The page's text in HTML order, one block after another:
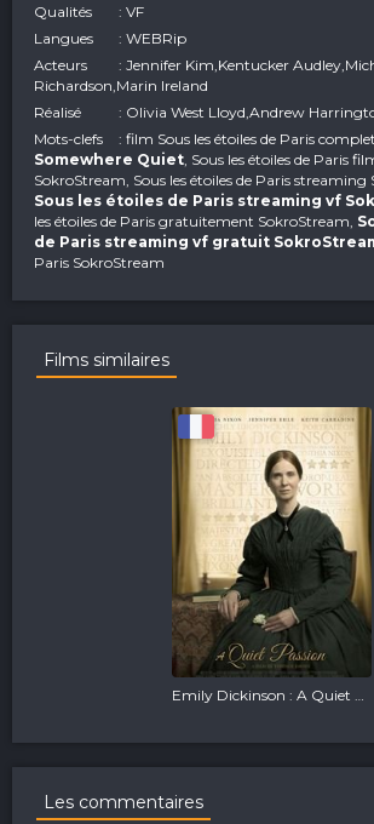
Qualités
: VF
Langues
: WEBRip
Acteurs
: Jennifer Kim,Kentucker
Richardson,Marin Ireland
Réalisé
: Olivia West Lloyd,Andrew
Mots-clefs
: film Sous les étoiles de Paris
Somewhere Quiet , Sous les étoiles de Paris
SokroStream, Sous les étoiles de Paris streaming
Sous les étoiles de Paris streaming vf
les étoiles de Paris gratuitement SokroStream,
de Paris streaming vf gratuit
Paris SokroStream
Films similaires
Les commentaires